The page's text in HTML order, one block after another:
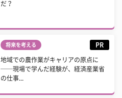
だ？
将来を考える PR
地域での農作業がキャリアの原点に
──現場で学んだ経験が、経済産業省
の仕事...